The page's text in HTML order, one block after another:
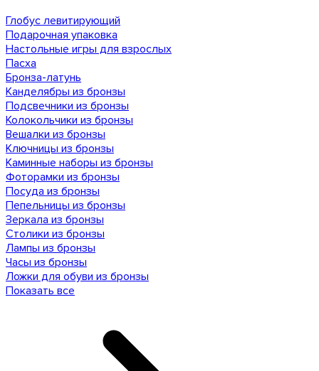
Глобус левитирующий
Подарочная упаковка
Настольные игры для взрослых
Пасха
Бронза-латунь
Канделябры из бронзы
Подсвечники из бронзы
Колокольчики из бронзы
Вешалки из бронзы
Ключницы из бронзы
Каминные наборы из бронзы
Фоторамки из бронзы
Посуда из бронзы
Пепельницы из бронзы
Зеркала из бронзы
Столики из бронзы
Лампы из бронзы
Часы из бронзы
Ложки для обуви из бронзы
Показать все